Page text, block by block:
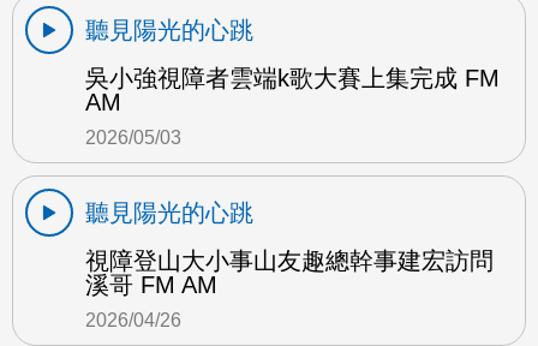
聽見陽光的心跳
吳小強視障者雲端k歌大賽上集完成 FM
AM
2026/05/03
聽見陽光的心跳
視障登山大小事山友趣總幹事建宏訪問
溪哥 FM AM
2026/04/26